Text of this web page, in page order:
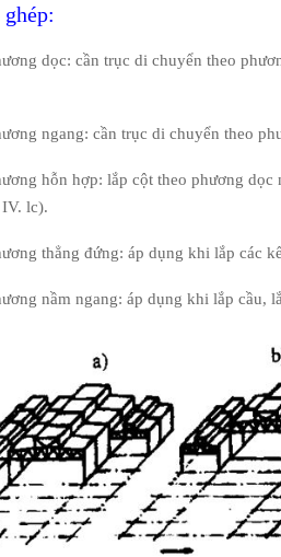
dọc: cần trục di chuyển theo
ngang: cần trục di chuyển theo
hỗn hợp: lắp cột theo phương dọc
lc).
thẳng đứng: áp dụng khi lắp các
nầm ngang: áp dụng khi lắp cầu,